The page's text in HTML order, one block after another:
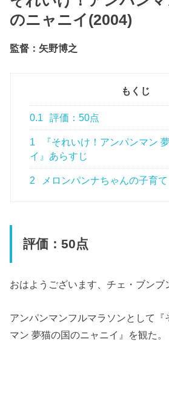
のニャニイ(2004)
監督：矢野博之
もくじ
0.1 評価：50点
1
『それいけ！アンパンマン
イ』あらすじ
2 メロンパンナちゃんの子育て
評価：50点
おはようございます、チェ・ブンブ
アンパンマンフルマラソンとして『
マン 夢猫の国のニャニイ』を観た。